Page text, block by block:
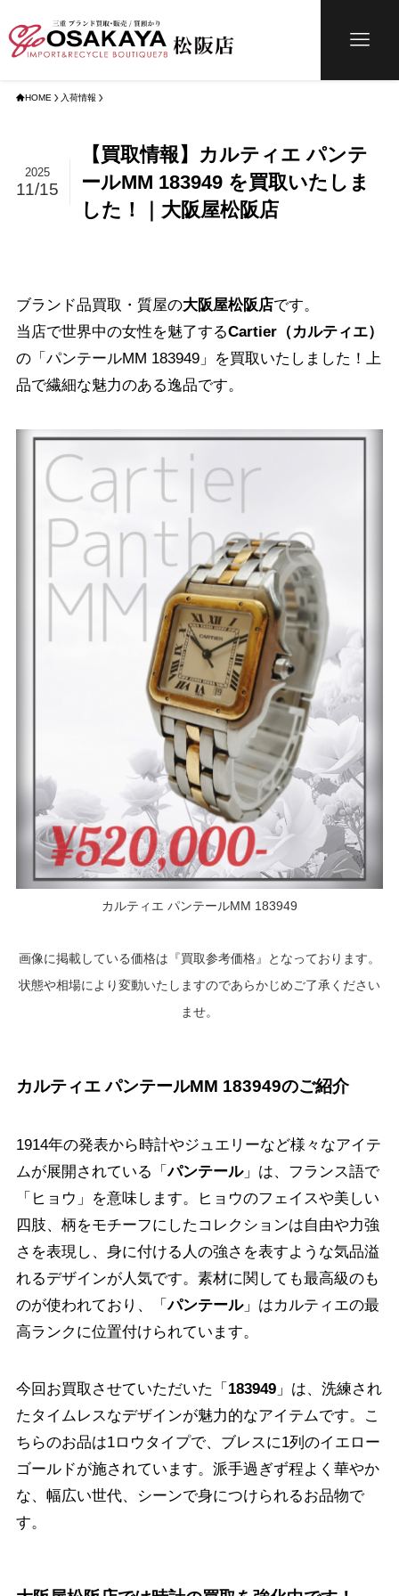
HOME 入荷情報
【買取情報】カルティエ パンテ
ールMM 183949 を買取いたしま
した！｜大阪屋松阪店
2025
11/15
ブランド品買取・質屋の大阪屋松阪店です。
当店で世界中の女性を魅了するCartier（カルティエ）
の「パンテールMM 183949」を買取いたしました！上
品で繊細な魅力のある逸品です。
カルティエ パンテールMM 183949
画像に掲載している価格は『買取参考価格』となっております。
状態や相場により変動いたしますのであらかじめご了承ください
ませ。
カルティエ パンテールMM 183949のご紹介
1914年の発表から時計やジュエリーなど様々なアイテ
ムが展開されている「パンテール」は、フランス語で
「ヒョウ」を意味します。ヒョウのフェイスや美しい
四肢、柄をモチーフにしたコレクションは自由や力強
さを表現し、身に付ける人の強さを表すような気品溢
れるデザインが人気です。素材に関しても最高級のも
のが使われており、「パンテール」はカルティエの最
高ランクに位置付けられています。
今回お買取させていただいた「 183949」は、洗練され
たタイムレスなデザインが魅力的なアイテムです。こ
ちらのお品は1ロウタイプで、ブレスに1列のイエロー
ゴールドが施されています。派手過ぎず程よく華やか
な、幅広い世代、シーンで身につけられるお品物で
す。